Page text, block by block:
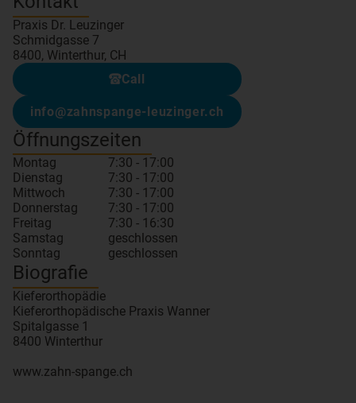
Praxis Dr. Leuzinger
Schmidgasse 7
8400, Winterthur, CH
Call
info@zahnspange-leuzinger.ch
Öffnungszeiten
Montag
7:30 - 17:00
Dienstag
7:30 - 17:00
Mittwoch
7:30 - 17:00
Donnerstag
7:30 - 17:00
Freitag
7:30 - 16:30
Samstag
geschlossen
Sonntag
geschlossen
Biografie
Kieferorthopädie
Kieferorthopädische Praxis Wanner
Spitalgasse 1
8400 Winterthur
www.zahn-spange.ch